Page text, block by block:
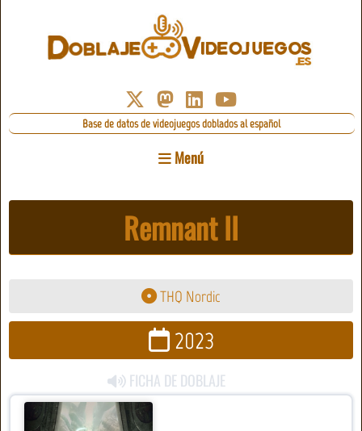
Base de datos de videojuegos doblados al español
Menú
Remnant II
THQ Nordic
2023
FICHA DE DOBLAJE